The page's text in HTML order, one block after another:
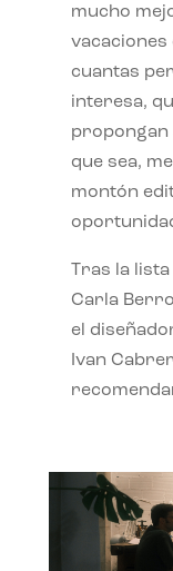
mucho
vacaciones
cuantas
interesa,
propongan
que sea,
montón
Tras la
Carla
el
Ivan